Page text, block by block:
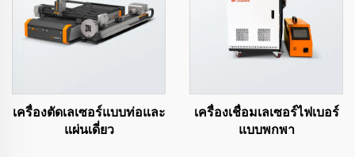
เครื่องตัดเลเซอร์แบบท่อและ
แผ่นเดี่ยว
เครื่องเชื่อมเลเซอร์ไฟเบอร์
แบบพกพา